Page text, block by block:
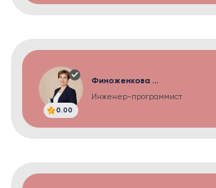
0.00
Финоженкова ...
Инженер-программист